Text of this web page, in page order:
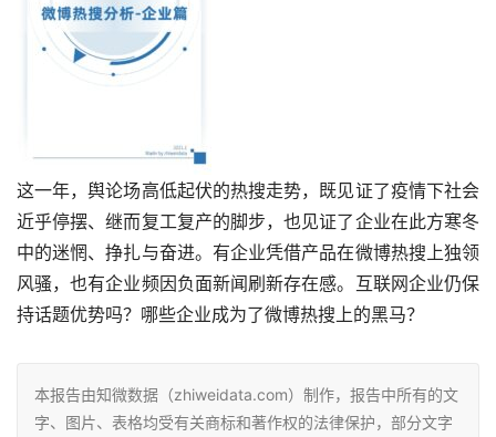
这一年，舆论场高低起伏的热搜走势，既见证了疫情下社会
近乎停摆、继而复工复产的脚步，也见证了企业在此方寒冬
中的迷惘、挣扎与奋进。有企业凭借产品在微博热搜上独领
风骚，也有企业频因负面新闻刷新存在感。互联网企业仍保
持话题优势吗？哪些企业成为了微博热搜上的黑马？
本报告由知微数据（zhiweidata.com）制作，报告中所有的文
字、图片、表格均受有关商标和著作权的法律保护，部分文字